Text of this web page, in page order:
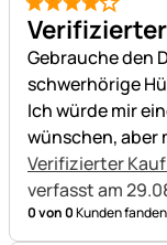
4 von 5
Gebrauche den
schwerhörige
Ich würde mir
wünschen, aber
Verifizierter Kauf
verfasst am
0 von 0Kunden